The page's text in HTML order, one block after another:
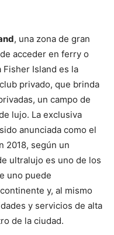
, una zona de gran
acceder en ferry o
Fisher Island es la
privado, que brinda
un campo de
lujo. La exclusiva
anunciada como el
2018, según un
ultralujo es uno de los
uno puede
y, al mismo
y servicios de alta
de la ciudad.